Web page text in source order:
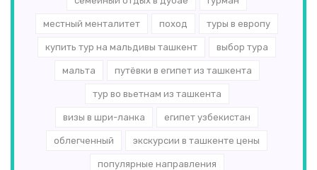
местный менталитет поход туры в европу
купить тур на мальдивы ташкент выбор тура
мальта путёвки в египет из ташкента
тур во вьетнам из ташкента
визы в шри-ланка египет узбекистан
облегченный экскурсии в ташкенте цены
популярные направления